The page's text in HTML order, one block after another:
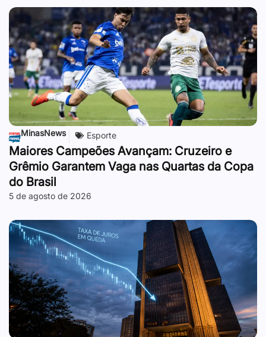
MinasNews Esporte
Maiores Campeões Avançam: Cruzeiro e
Grêmio Garantem Vaga nas Quartas da Copa
do Brasil
5 de agosto de 2026